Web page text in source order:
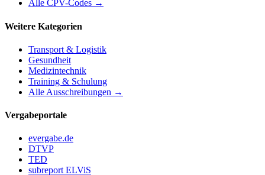
Alle CPV-Codes →
Weitere Kategorien
Transport & Logistik
Gesundheit
Medizintechnik
Training & Schulung
Alle Ausschreibungen →
Vergabeportale
evergabe.de
DTVP
TED
subreport ELViS